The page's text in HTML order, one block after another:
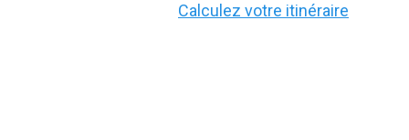
Calculez votre itinéraire